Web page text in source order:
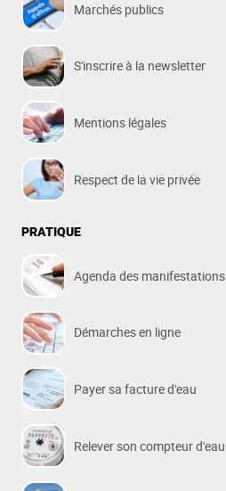
Marchés publics
S'inscrire à la newsletter
Mentions légales
Respect de la vie privée
PRATIQUE
Agenda des manifestations
Démarches en ligne
Payer sa facture d'eau
Relever son compteur d'eau